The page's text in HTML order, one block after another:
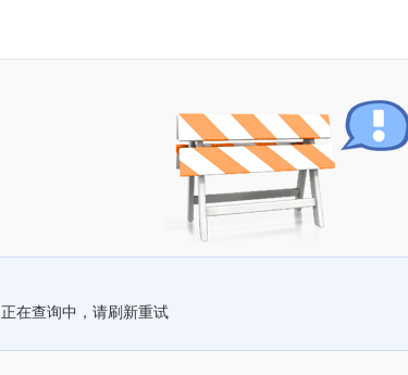
正在查询中，请刷新重试